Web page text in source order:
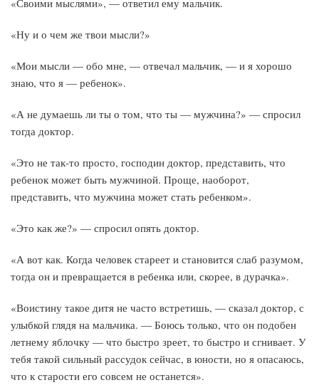
«Своими мыслями», — ответил ему мальчик.
«Ну и о чем же твои мысли?»
«Мои мысли — обо мне, — отвечал мальчик, — и я хорошо
знаю, что я — ребенок».
«А не думаешь ли ты о том, что ты — мужчина?» — спросил
тогда доктор.
«Это не так-то просто, господин доктор, представить, что
ребенок может быть мужчиной. Проще, наоборот,
представить, что мужчина может стать ребенком».
«Это как же?» — спросил опять доктор.
«А вот как. Когда человек стареет и становится слаб разумом,
тогда он и превращается в ребенка или, скорее, в дурачка».
«Воистину такое дитя не часто встретишь, — сказал доктор, с
улыбкой глядя на мальчика. — Боюсь только, что он подобен
летнему яблочку — что быстро зреет, то быстро и сгнивает. У
тебя такой сильный рассудок сейчас, в юности, но я опасаюсь,
что к старости его совсем не останется».